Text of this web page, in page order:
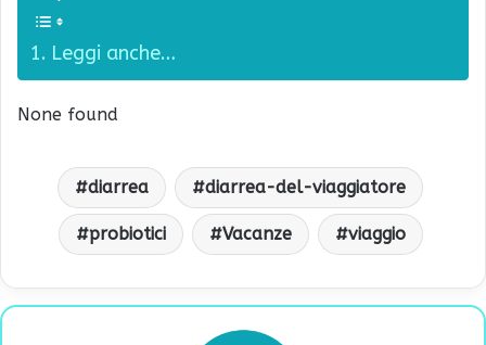
Leggi anche…
None found
diarrea diarrea-del-viaggiatore
probiotici Vacanze viaggio